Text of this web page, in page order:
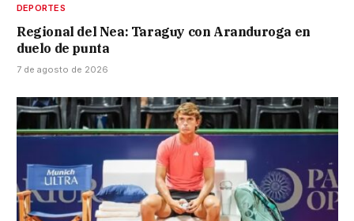
DEPORTES
Regional del Nea: Taraguy con Aranduroga en
duelo de punta
7 de agosto de 2026